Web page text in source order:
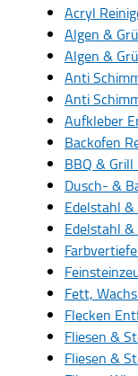
Acryl
Algen &
Algen &
Anti
Anti
Aufkleber
Backofen
BBQ &
Dusch- &
Edelstahl
Edelstahl
Fett,
Flecken
Fliesen &
Fliesen &